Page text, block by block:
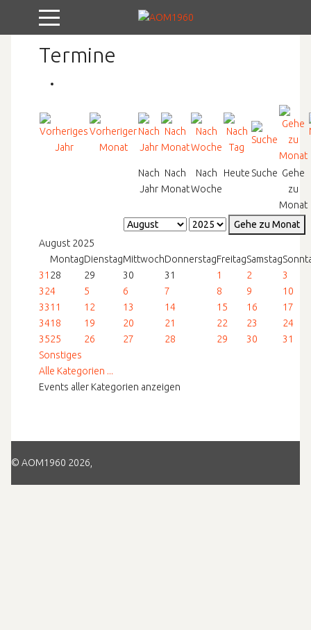
Mobile Menu Toggle
Termine
Nach
Jahr
Nach
Monat
Nach
Woche
Heute Suche Gehe
zu
Monat
Gehe zu Monat
August 2025
MontagDienstagMittwochDonnerstagFreitagSamstag
31 28 29 30 31 1 2
3
324 5 6 7 8 9
10
3311 12 13 14 15 16
17
3418 19 20 21 22 23
24
3525 26 27 28 29 30
31
Sonstiges
Alle Kategorien ...
Events aller Kategorien anzeigen
© AOM1960 2026,